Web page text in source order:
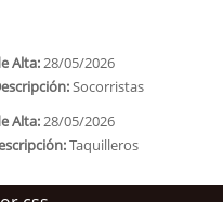
Alta:28/05/2026
Socorristas
Alta:28/05/2026
Taquilleros